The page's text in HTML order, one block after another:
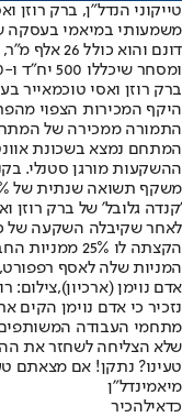
טייקוני הנדל"ן, ברק רוזן
דונם והוא
ומסחר שיכללו 500 יח״ד ו-1,600 מקומות חניה.
ברק רוזן ואסי טוכמאייר
המתחם נמצא בשכונת
ההשקעות מורגן סטנלי.
משקף תשואה שנתית של 7%, כשהוא כרגע בתפוסה של 90%.
'קנדה גלובל' של ברק רוזן
המניות שלה לאסף
אדם נוימן (ארכיון),צילום:
מתחמי העבודה
שלא הצליחה לשחזר את
טעינו? נתקן! אם מצאתם
מיאמינדל"ן
כדאילהכיר